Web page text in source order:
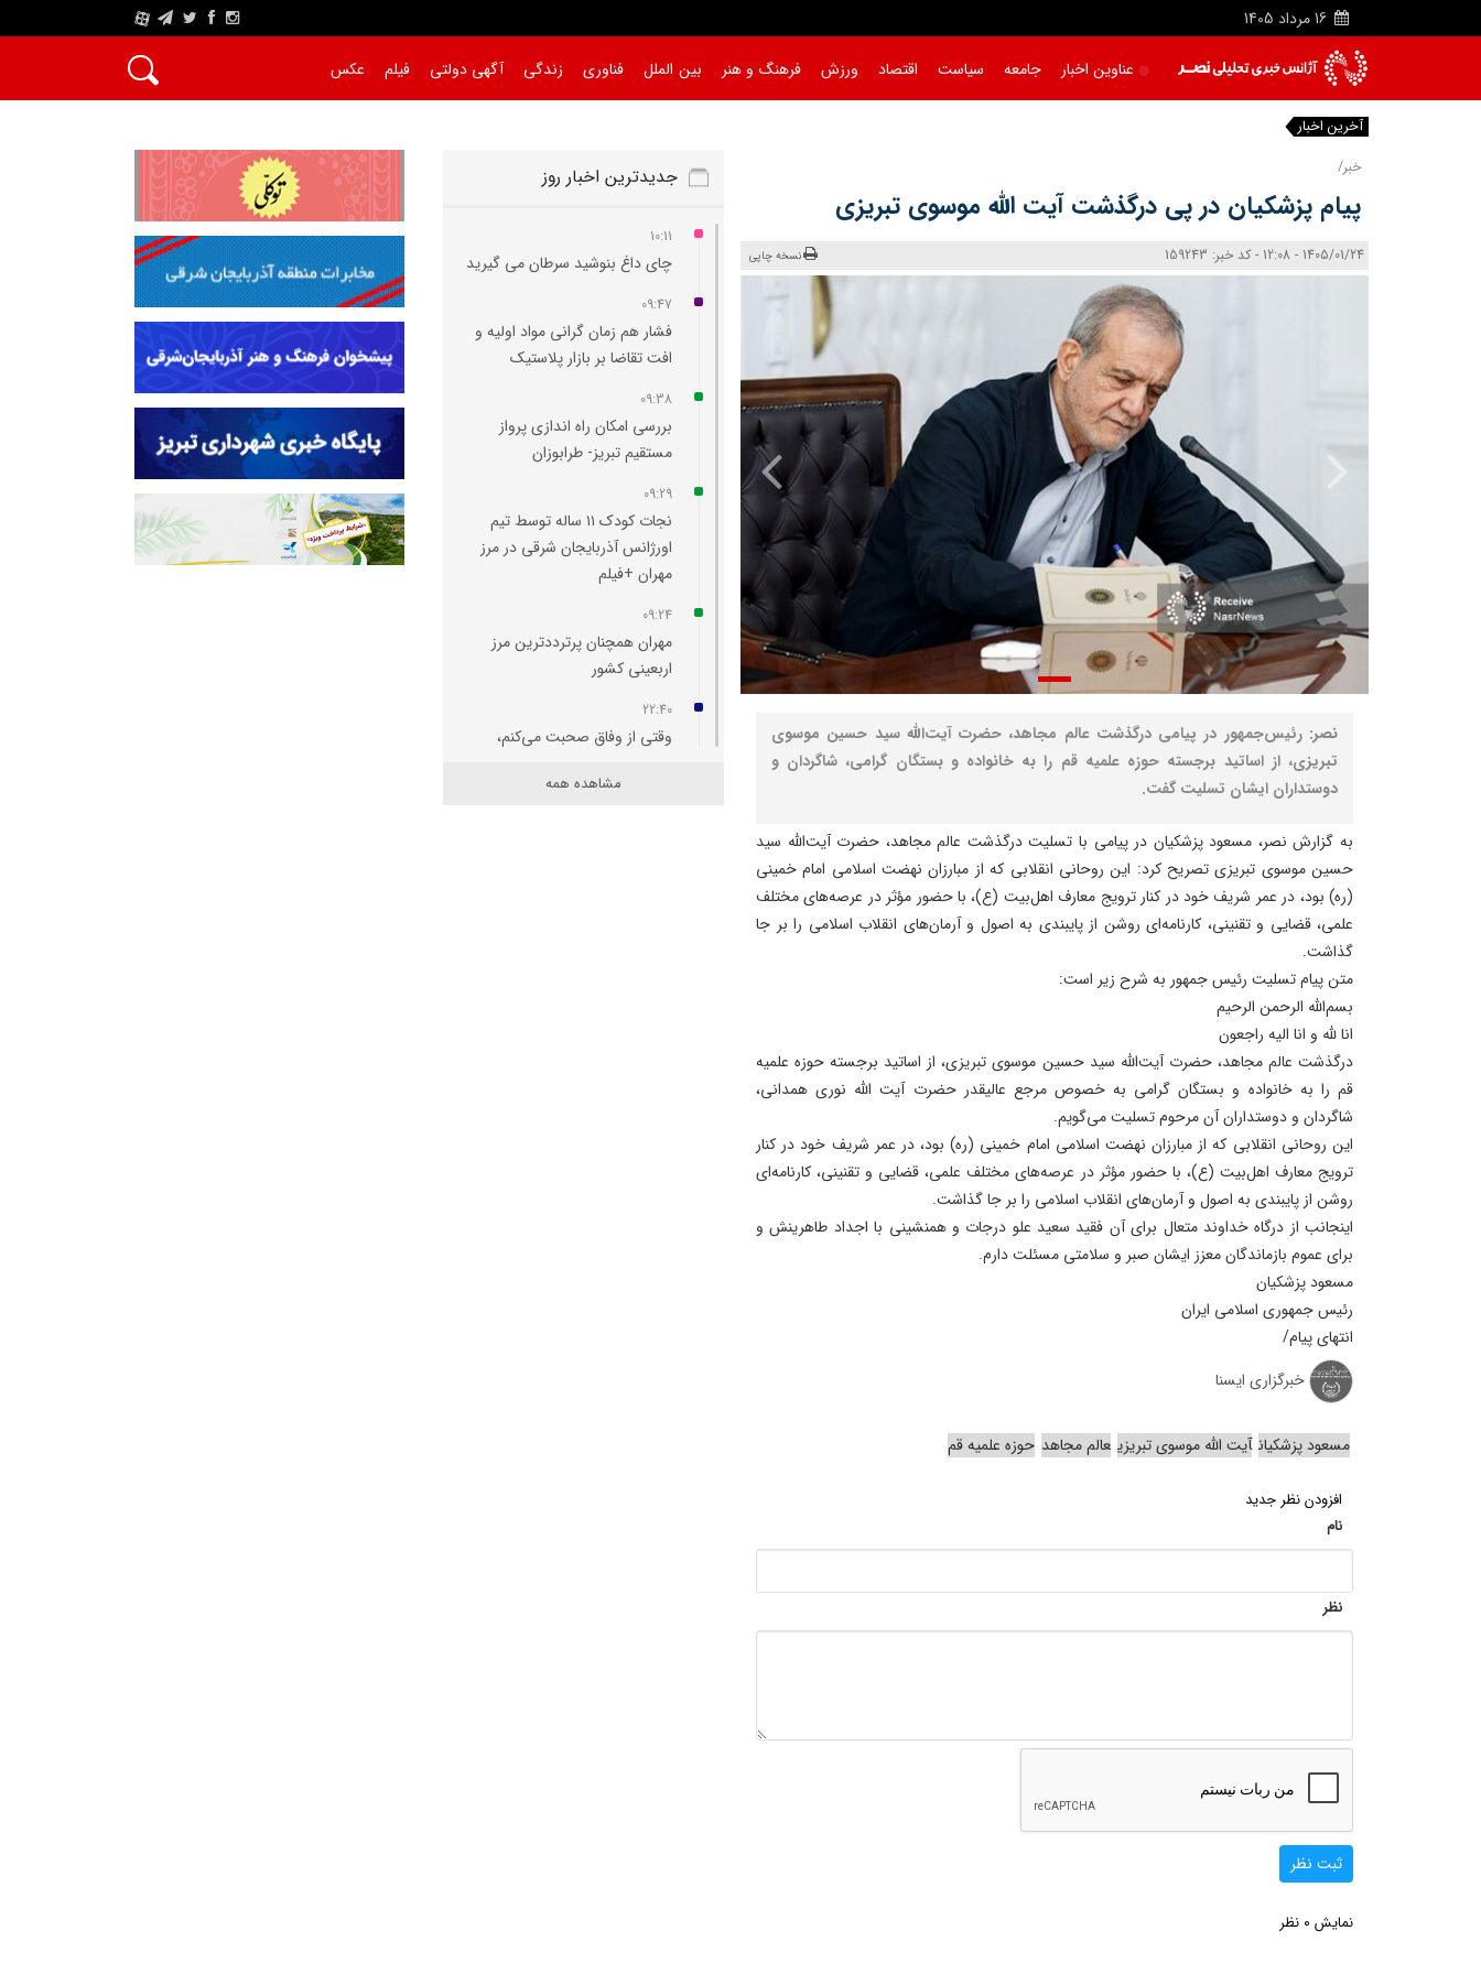
16 مرداد 1405
A
عناوین اخبار جامعه سیاست اقتصاد ورزش فرهنگ و هنر بین الملل فناوری زندگی آگهی دولتی فیلم عکس
آخرین اخبار
خبر/
پیام پزشکیان در پی درگذشت آیت الله موسوی تبریزی
1405/01/24 - 12:08 - کد خبر: 159243 نسخه چاپی
نصر: رئیس‌جمهور در پیامی درگذشت عالم مجاهد، حضرت آیت‌الله سید حسین موسوی
تبریزی، از اساتید برجسته حوزه علمیه قم را به خانواده و بستگان گرامی، شاگردان و
دوستداران ایشان تسلیت گفت.
به گزارش نصر، مسعود پزشکیان در پیامی با تسلیت درگذشت عالم مجاهد، حضرت آیت‌الله سید
حسین موسوی تبریزی تصریح کرد: این روحانی انقلابی که از مبارزان نهضت اسلامی امام خمینی
(ره) بود، در عمر شریف خود در کنار ترویج معارف اهل‌بیت (ع)، با حضور مؤثر در عرصه‌های مختلف
علمی، قضایی و تقنینی، کارنامه‌ای روشن از پایبندی به اصول و آرمان‌های انقلاب اسلامی را بر جا
گذاشت.
متن پیام تسلیت رئیس جمهور به شرح زیر است:
بسم‌الله الرحمن الرحیم
انا لله و انا الیه راجعون
درگذشت عالم مجاهد، حضرت آیت‌الله سید حسین موسوی تبریزی، از اساتید برجسته حوزه علمیه
قم را به خانواده و بستگان گرامی به خصوص مرجع عالیقدر حضرت آیت الله نوری همدانی،
شاگردان و دوستداران آن مرحوم تسلیت می‌گویم.
این روحانی انقلابی که از مبارزان نهضت اسلامی امام خمینی (ره) بود، در عمر شریف خود در کنار
ترویج معارف اهل‌بیت (ع)، با حضور مؤثر در عرصه‌های مختلف علمی، قضایی و تقنینی، کارنامه‌ای
روشن از پایبندی به اصول و آرمان‌های انقلاب اسلامی را بر جا گذاشت.
اینجانب از درگاه خداوند متعال برای آن فقید سعید علو درجات و همنشینی با اجداد طاهرینش و
برای عموم بازماندگان معزز ایشان صبر و سلامتی مسئلت دارم.
مسعود پزشکیان
رئیس جمهوری اسلامی ایران
انتهای پیام/
خبرگزاری ایسنا
مسعود پزشکیان آیت الله موسوی تبریزی عالم مجاهد حوزه علمیه قم
افزودن نظر جدید
نام
نظر
ثبت نظر
نمایش 0 نظر
جدیدترین اخبار روز
10:11
چای داغ بنوشید سرطان می‌ گیرید
09:47
فشار هم‌ زمان گرانی مواد اولیه و
افت تقاضا بر بازار پلاستیک
09:38
بررسی امکان راه‌ اندازی پرواز
مستقیم تبریز- طرابوزان
09:29
نجات کودک ۱۱ ساله توسط تیم
اورژانس آذربایجان شرقی در مرز
مهران +فیلم
09:24
مهران همچنان پرترددترین مرز
اربعینی کشور
22:40
وقتی از وفاق صحبت می‌کنم،
کالابرگ را افزایش دهیم
مشاهده همه